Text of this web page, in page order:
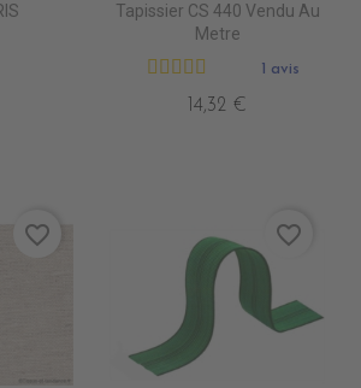
Tapissier CS 440 Vendu Au
Metre
1 avis
14,32 €
favorite_border favorite_border